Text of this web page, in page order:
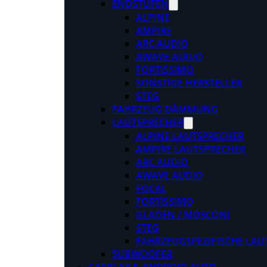
ENDSTUFEN
ALPINE
AMPIRE
ARC AUDIO
AWAVE AUDIO
FORTISSIMO
SONSTIGE HERSTELLER
STEG
FAHRZEUG DÄMMUNG
LAUTSPRECHER
ALPINE LAUTSPRECHER
AMPIRE LAUTSPRECHER
ARC AUDIO
AWAVE AUDIO
FOCAL
FORTISSIMO
GLADEN / MOSCONI
STEG
FAHRZEUGSPEZIFISCHE
SUBWOOFER